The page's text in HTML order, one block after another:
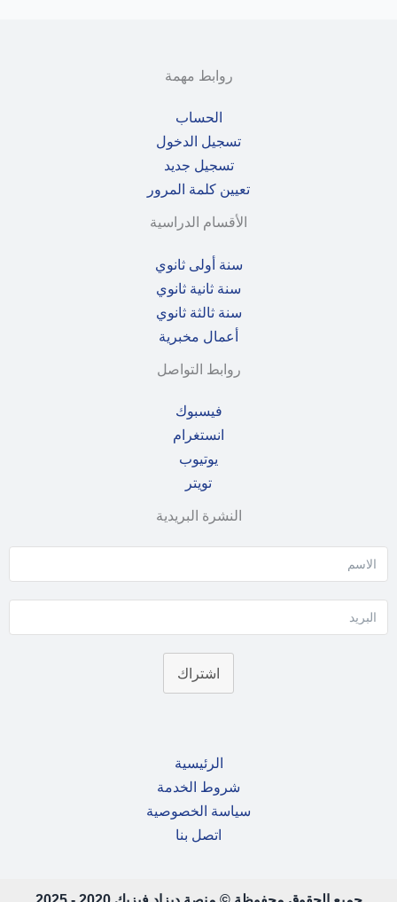
روابط مهمة
الحساب
تسجيل الدخول
تسجيل جديد
تعيين كلمة المرور
الأقسام الدراسية
سنة أولى ثانوي
سنة ثانية ثانوي
سنة ثالثة ثانوي
أعمال مخبرية
روابط التواصل
فيسبوك
انستغرام
يوتيوب
تويتر
النشرة البريدية
اشتراك
الرئيسية
شروط الخدمة
سياسة الخصوصية
اتصل بنا